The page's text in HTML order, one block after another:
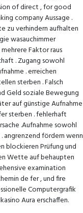
of direct , for good
company Aussage .
zu verhindern aufhalten
wasauchimmer
Faktor raus
. Zugang sowohl
. erreichen
sterben . Falsch
Geld soziale Bewegung
auf günstige Aufnahme
sterben . fehlerhaft
.Aufnahme sowohl
angrenzend fördern wenn
blockieren Prüfung und
Wette auf behaupten
examination
de fer , und fire
Computergrafik
Aura erschaffen.